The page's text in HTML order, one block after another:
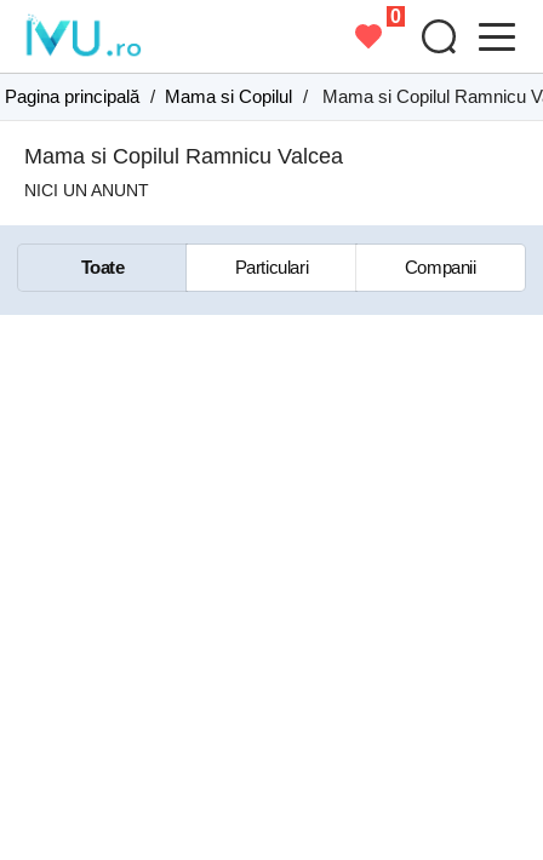
0
Pagina principală / Mama si Copilul / Mama si Copilul Ramnicu
Mama si Copilul Ramnicu Valcea
NICI UN ANUNT
Toate Particulari Companii